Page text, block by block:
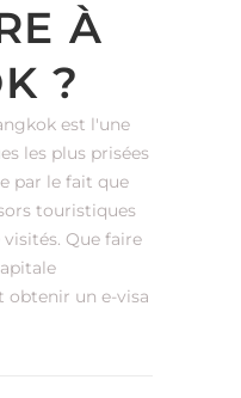
À
?
est l'une
les plus prisées
par le fait que
touristiques
Que faire
obtenir un e-visa